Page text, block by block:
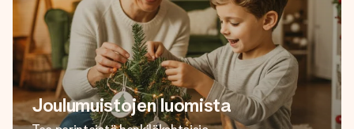
Joulumuistojen luomista